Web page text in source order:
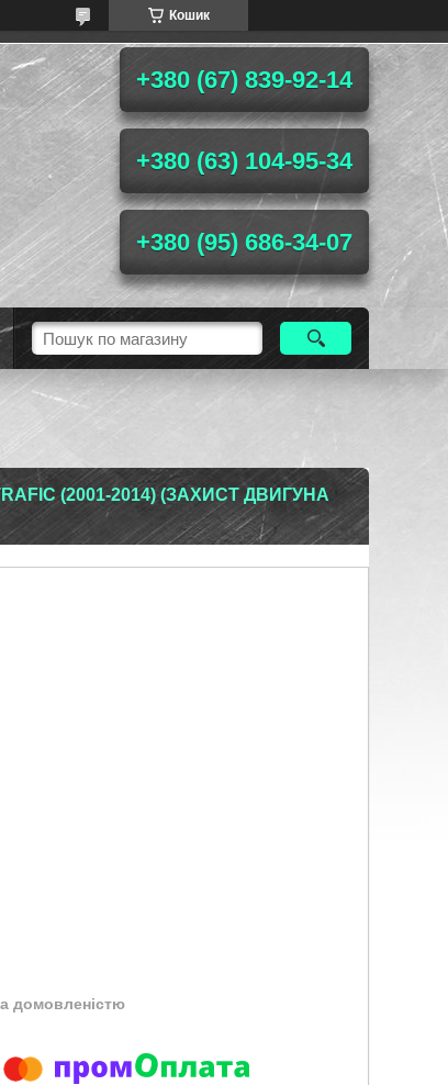
Кошик
+380 (67) 839-92-14
+380 (63) 104-95-34
+380 (95) 686-34-07
(2001-2014) (ЗАХИСТ ДВИГУНА
домовленістю